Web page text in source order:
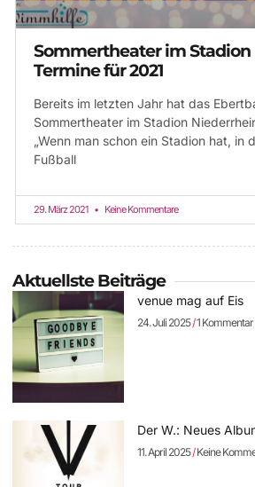
Sommertheater im Stadion
Termine für 2021
Bereits im letzten Jahr hat das
Sommertheater im Stadion
„Wenn man schon ein Stadion hat, in
Fußball
29. März 2021 Keine Kommentare
Aktuellste Beiträge
venue mag auf Eis
24. Juli 2025 1 Kommentar
Der W.: Neues
11. April 2025 Keine